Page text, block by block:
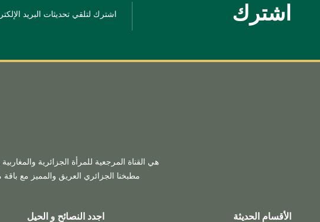
اشترك اشترك لتلقي تحديثات البريد
هي القناة المرجعية للمرأة الجزائرية
مطبخنا الجزائري العريق والمميز مع باقة
الأقسام الحديثة اجدد النصائح و الحيل